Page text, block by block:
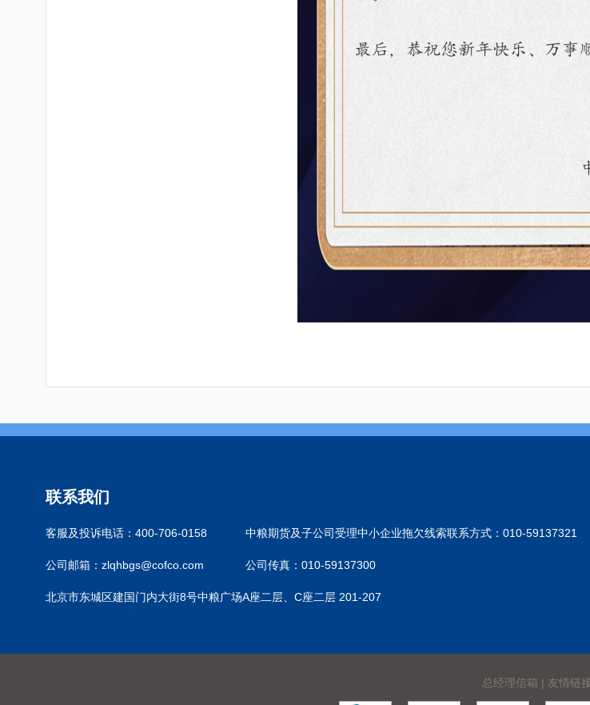
联系我们
客服及投诉电话：400-706-0158 中粮期货及子公司受理中小企业拖欠线索联系方式：010-59137321
公司邮箱：zlqhbgs@cofco.com 公司传真：010-59137300
北京市东城区建国门内大街8号中粮广场A座二层、C座二层 201-207
总经理信箱 | 友情链